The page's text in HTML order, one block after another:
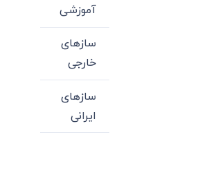
آموزشی
سازهای
خارجی
سازهای
ایرانی